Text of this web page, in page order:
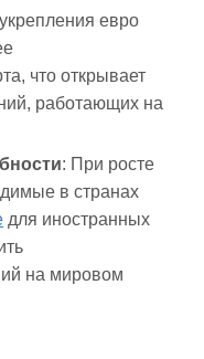
евро
что открывает
работающих на
: При росте
в странах
для иностранных
на мировом